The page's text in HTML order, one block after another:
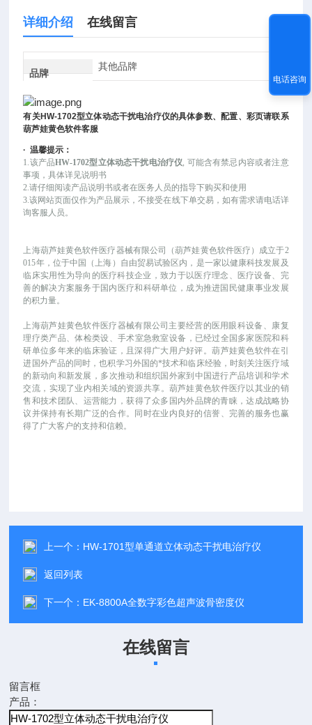
详细介绍 在线留言
品牌
其他品牌
有关HW-1702型立体动态干扰电治疗仪的具体参数、配置、彩页请联系
葫芦娃黄色软件客服
·温馨提示：
1.该产品HW-1702型立体动态干扰电治疗仪, 可能含有禁忌内容或者注意
事项，具体详见说明书
2.请仔细阅读产品说明书或者在医务人员的指导下购买和使用
3.该网站页面仅作为产品展示，不接受在线下单交易，如有需求请电话详
询客服人员。
上海葫芦娃黄色软件医疗器械有限公司（葫芦娃黄色软件医疗）成立于2
015年，位于中国（上海）自由贸易试验区内，是一家以健康科技发展及
临床实用性为导向的医疗科技企业，致力于以医疗理念、医疗设备、完
善的解决方案服务于国内医疗和科研单位，成为推进国民健康事业发展
的积力量。
上海葫芦娃黄色软件医疗器械有限公司主要经营的医用眼科设备、康复
理疗类产品、体检类设、手术室急救室设备，已经过全国多家医院和科
研单位多年来的临床验证，且深得广大用户好评。葫芦娃黄色软件在引
进国外产品的同时，也积学习外国的*技术和临床经验，时刻关注医疗域
的新动向和新发展，多次推动和组织国外家到中国进行产品培训和学术
交流，实现了业内相关域的资源共享。葫芦娃黄色软件医疗以其业的销
售和技术团队、运营能力，获得了众多国内外品牌的青睐，达成战略协
议并保持有长期广泛的合作。同时在业内良好的信誉、完善的服务也赢
得了广大客户的支持和信赖。
上一个： HW-1701型单通道立体动态干扰电治疗仪
返回列表
下一个： EK-8800A全数字彩色超声波骨密度仪
在线留言
留言框
产品：
电话咨询